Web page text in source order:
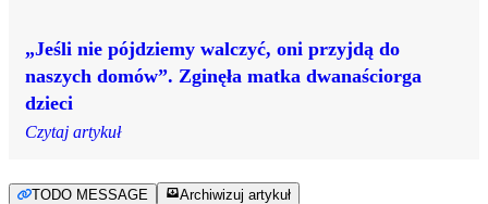
„Jeśli nie pójdziemy walczyć, oni przyjdą do
naszych domów”. Zginęła matka dwanaściorga
dzieci
Czytaj artykuł
TODO MESSAGE Archiwizuj artykuł